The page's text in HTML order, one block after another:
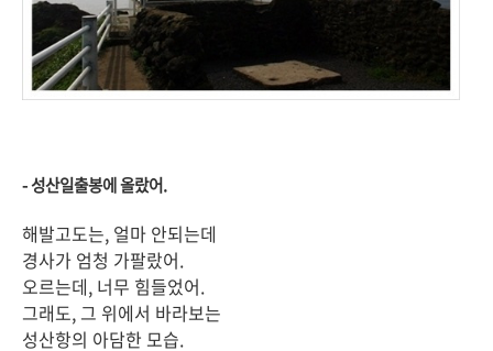
- 성산일출봉에 올랐어.
해발고도는, 얼마 안되는데
경사가 엄청 가팔랐어.
오르는데, 너무 힘들었어.
그래도, 그 위에서 바라보는
성산항의 아담한 모습.